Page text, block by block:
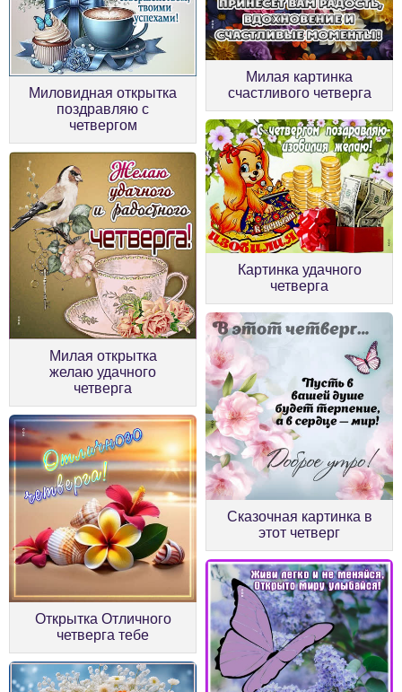
Миловидная открытка
поздравляю с
четвергом
Милая картинка
счастливого четверга
Милая открытка
желаю удачного
четверга
Картинка удачного
четверга
Открытка Отличного
четверга тебе
Сказочная картинка в
этот четверг